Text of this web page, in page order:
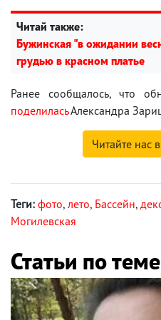
Читай также:
Бужинская "в ожидании
грудью в красном платье
Ранее сообщалось, что
поделиласьАлександра
Читайте нас
Теги: фото, лето, Бассейн,
Могилевская
Статьи по теме